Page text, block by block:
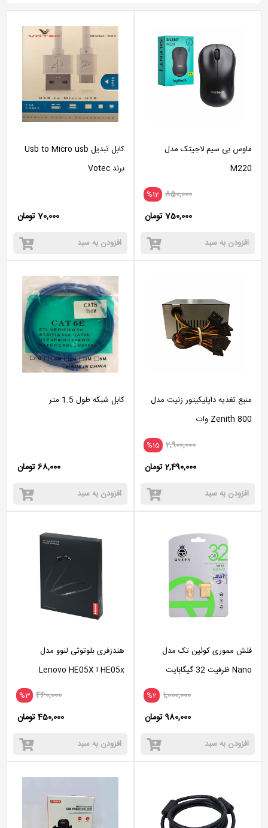
ماوس بی سیم لاجیتک مدل
M220
%12 850,000
750,000 تومان
افزودن به سبد
کابل تبدیل Usb to Micro usb
برند Votec
70,000 تومان
افزودن به سبد
منبع تغذیه داپلیکیتور زنیت مدل
Zenith 800 وات
%15 2,900,000
2,490,000 تومان
افزودن به سبد
کابل شبکه طول 1.5 متر
68,000 تومان
افزودن به سبد
فلش مموری کوئین تک مدل
Nano ظرفیت 32 گیگابایت
%2 1,000,000
980,000 تومان
افزودن به سبد
هندزفری بلوتوثی لنوو مدل
HE05x ا Lenovo HE05X
%3 460,000
450,000 تومان
افزودن به سبد